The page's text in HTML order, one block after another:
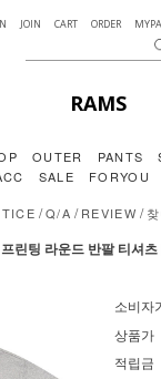
JOIN CART ORDER
RAMS
OUTER PANTS
SALE FORYOU
/Q/A /REVIEW /
린팅 라운드 반팔 티셔
소비자
상품가
적립금